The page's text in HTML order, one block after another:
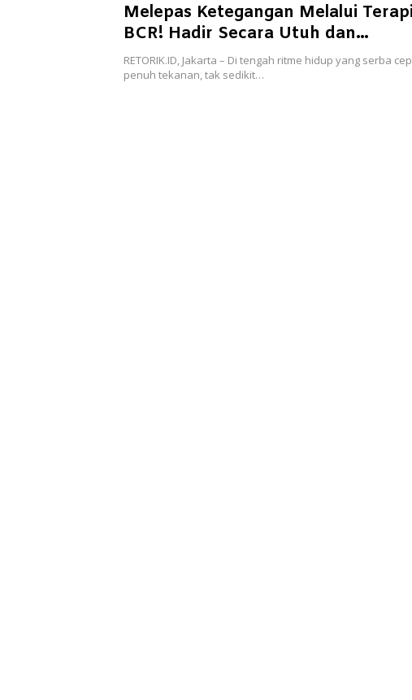
Melepas Ketegangan Melalui Terapi
BCR! Hadir Secara Utuh dan
Mendengarkan Tubuh
RETORIK.ID, Jakarta – Di tengah ritme hidup yang serba
penuh tekanan, tak sedikit…